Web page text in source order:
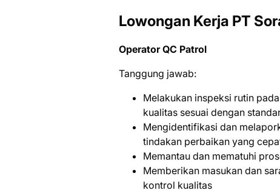
Lowongan Kerja PT
Operator QC Patrol
Tanggung jawab:
Melakukan inspeksi rutin
kualitas sesuai dengan
Mengidentifikasi dan
tindakan perbaikan yang
Memantau dan mematuhi
Memberikan masukan dan
kontrol kualitas